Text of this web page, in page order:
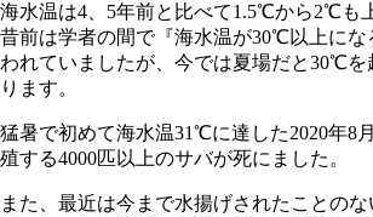
海水温は4、5年前と比べて1.5℃から2℃も
昔前は学者の間で『海水温が30℃以上にな
われていましたが、今では夏場だと30℃を
ります。
猛暑で初めて海水温31℃に達した2020年8
殖する4000匹以上のサバが死にました。
また、最近は今まで水揚げされたことの